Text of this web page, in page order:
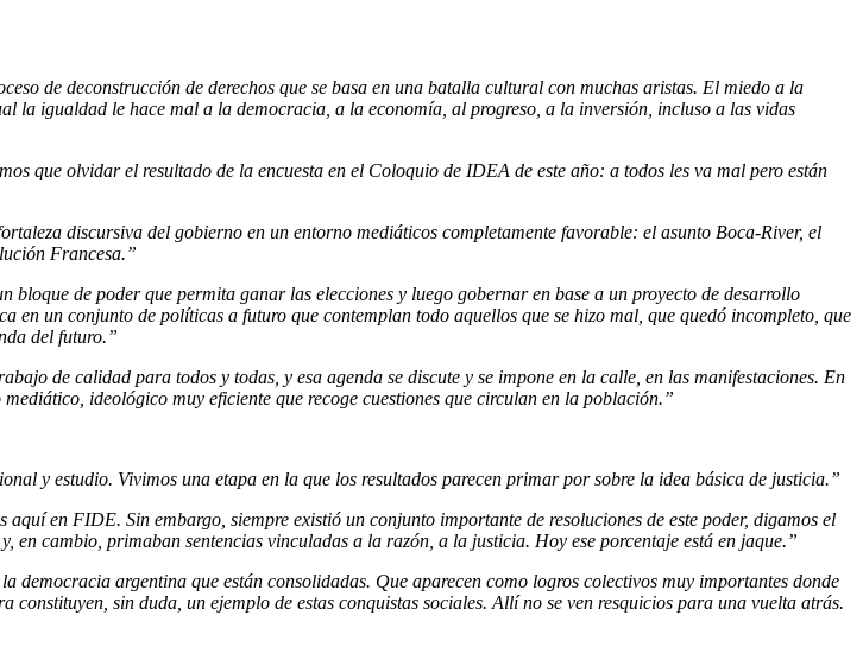
de deconstrucción de derechos que se basa en una batalla cultural con muchas aristas. El miedo a la
la igualdad le hace mal a la democracia, a la economía, al progreso, a la inversión, incluso a las vidas
que olvidar el resultado de la encuesta en el Coloquio de IDEA de este año: a todos les va mal pero están
discursiva del gobierno en un entorno mediáticos completamente favorable: el asunto Boca-River, el
Francesa.”
de poder que permita ganar las elecciones y luego gobernar en base a un proyecto de desarrollo
un conjunto de políticas a futuro que contemplan todo aquellos que se hizo mal, que quedó incompleto, que
del futuro.”
de calidad para todos y todas, y esa agenda se discute y se impone en la calle, en las manifestaciones. En
ideológico muy eficiente que recoge cuestiones que circulan en la población.”
y estudio. Vivimos una etapa en la que los resultados parecen primar por sobre la idea básica de justicia.”
en FIDE. Sin embargo, siempre existió un conjunto importante de resoluciones de este poder, digamos el
en cambio, primaban sentencias vinculadas a la razón, a la justicia. Hoy ese porcentaje está en jaque.”
argentina que están consolidadas. Que aparecen como logros colectivos muy importantes donde
sin duda, un ejemplo de estas conquistas sociales. Allí no se ven resquicios para una vuelta atrás.